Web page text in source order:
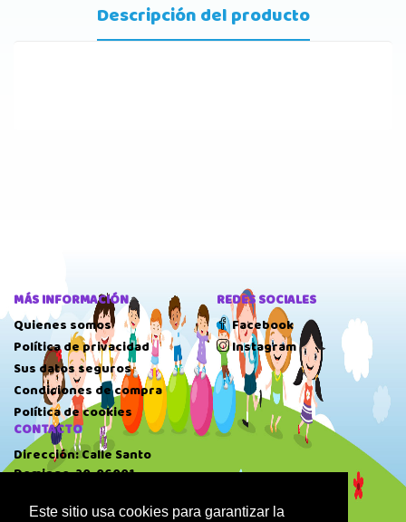
Este sitio usa cookies para garantizar la
Descripción del producto
MÁS INFORMACIÓN
Quienes somos
Política de privacidad
Sus datos seguros
Condiciones de compra
Política de cookies
REDES SOCIALES
Facebook
Instagram
CONTACTO
Dirección: Calle Santo
Domingo, 20, 06001